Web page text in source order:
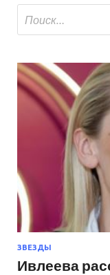
ЗВЕЗДЫ
Ивлеева